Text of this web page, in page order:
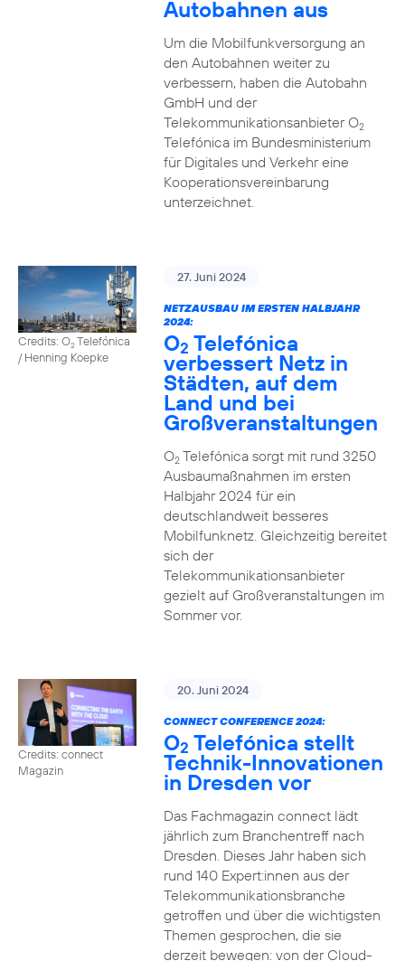
Autobahnen aus
Um die Mobilfunkversorgung an
den Autobahnen weiter zu
verbessern, haben die Autobahn
GmbH und der
Telekommunikationsanbieter O2
Telefónica im Bundesministerium
für Digitales und Verkehr eine
Kooperationsvereinbarung
unterzeichnet.
Credits: O2Telefónica
/ Henning Koepke
27. Juni 2024
NETZAUSBAU IM ERSTEN HALBJAHR
2024:
O2 Telefónica
verbessert Netz in
Städten, auf dem
Land und bei
Großveranstaltungen
O2Telefónica sorgt mit rund 3250
Ausbaumaßnahmen im ersten
Halbjahr 2024 für ein
deutschlandweit besseres
Mobilfunknetz. Gleichzeitig bereitet
sich der
Telekommunikationsanbieter
gezielt auf Großveranstaltungen im
Sommer vor.
Credits: connect
Magazin
20. Juni 2024
CONNECT CONFERENCE 2024:
O2 Telefónica stellt
Technik-Innovationen
in Dresden vor
Das Fachmagazin connect lädt
jährlich zum Branchentreff nach
Dresden. Dieses Jahr haben sich
rund 140 Expert:innen aus der
Telekommunikationsbranche
getroffen und über die wichtigsten
Themen gesprochen, die sie
derzeit bewegen: von der Cloud-